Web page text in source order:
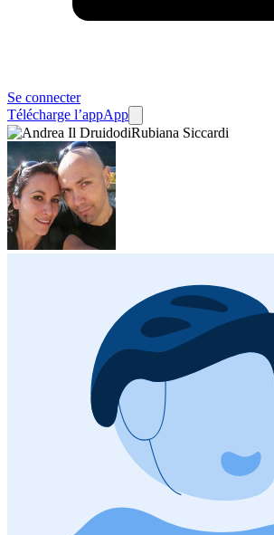
Se connecter
Télécharge l’appApp